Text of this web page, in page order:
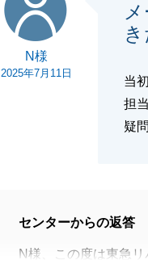
N様
2025年7月11日
き
当
担
疑
センターからの返答
N様、この度は東急